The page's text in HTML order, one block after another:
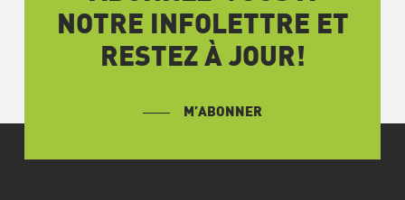
NOTRE INFOLETTRE ET
RESTEZ À JOUR!
M’ABONNER